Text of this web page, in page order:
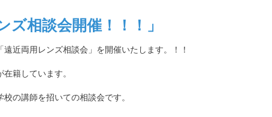
ズ相談会開催！！！」
近両用レンズ相談会」を開催いたします。！！
籍しています。
の講師を招いての相談会です。